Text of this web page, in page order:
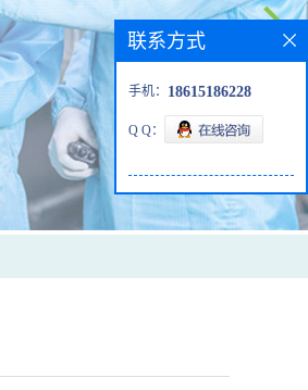
联系方式
手机： 18615186228
Q Q：